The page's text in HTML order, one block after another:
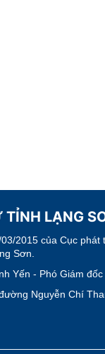
LẠNG
2015 của Cục
Sơn.
Yến - Phó Giám
Nguyễn Chí